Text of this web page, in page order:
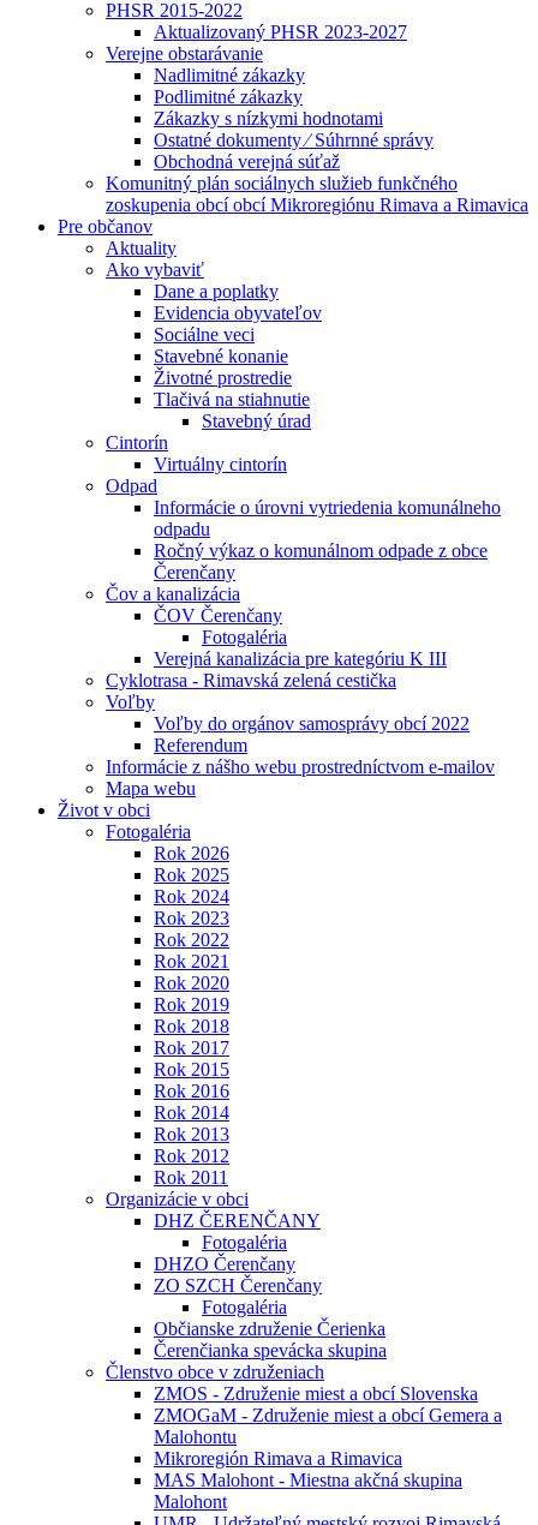
PHSR 2015-2022
Aktualizovaný PHSR 2023-2027
Verejne obstarávanie
Nadlimitné zákazky
Podlimitné zákazky
Zákazky s nízkymi hodnotami
Ostatné dokumenty ⁄ Súhrnné správy
Obchodná verejná súťaž
Komunitný plán sociálnych služieb funkčného
zoskupenia obcí obcí Mikroregiónu Rimava a Rimavica
Pre občanov
Aktuality
Ako vybaviť
Dane a poplatky
Evidencia obyvateľov
Sociálne veci
Stavebné konanie
Životné prostredie
Tlačivá na stiahnutie
Stavebný úrad
Cintorín
Virtuálny cintorín
Odpad
Informácie o úrovni vytriedenia komunálneho
odpadu
Ročný výkaz o komunálnom odpade z obce
Čerenčany
Čov a kanalizácia
ČOV Čerenčany
Fotogaléria
Verejná kanalizácia pre kategóriu K III
Cyklotrasa - Rimavská zelená cestička
Voľby
Voľby do orgánov samosprávy obcí 2022
Referendum
Informácie z nášho webu prostredníctvom e-mailov
Mapa webu
Život v obci
Fotogaléria
Rok 2026
Rok 2025
Rok 2024
Rok 2023
Rok 2022
Rok 2021
Rok 2020
Rok 2019
Rok 2018
Rok 2017
Rok 2015
Rok 2016
Rok 2014
Rok 2013
Rok 2012
Rok 2011
Organizácie v obci
DHZ ČERENČANY
Fotogaléria
DHZO Čerenčany
ZO SZCH Čerenčany
Fotogaléria
Občianske združenie Čerienka
Čerenčianka spevácka skupina
Členstvo obce v združeniach
ZMOS - Združenie miest a obcí Slovenska
ZMOGaM - Združenie miest a obcí Gemera a
Malohontu
Mikroregión Rimava a Rimavica
MAS Malohont - Miestna akčná skupina
Malohont